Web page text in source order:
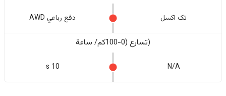
تک اکسل دفع رباعي AWD
(تسارع (0-100كم/ ساعة
N/A
10 s